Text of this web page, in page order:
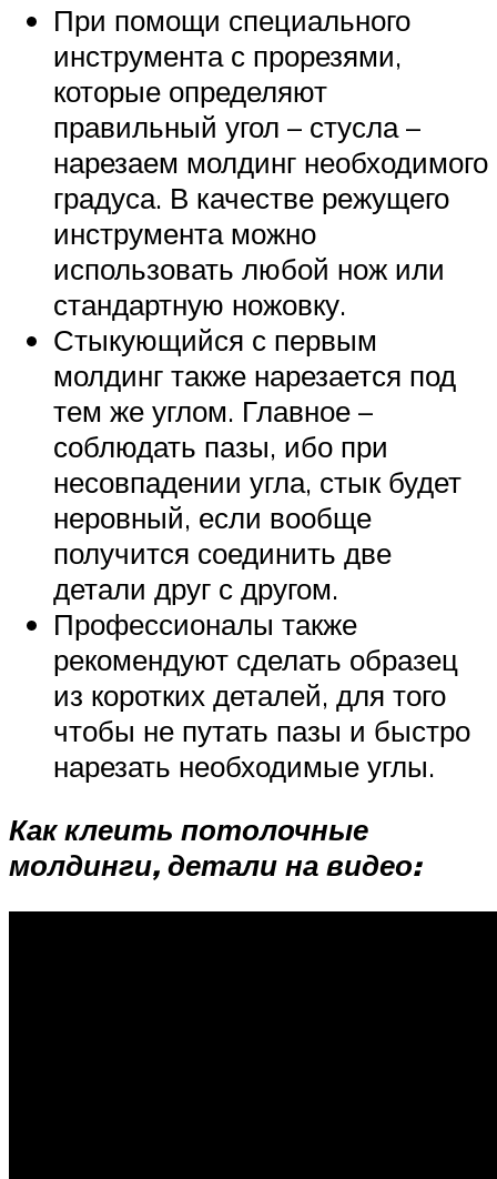
При помощи специального
инструмента с прорезями,
которые определяют
правильный угол – стусла –
нарезаем молдинг необходимого
градуса. В качестве режущего
инструмента можно
использовать любой нож или
стандартную ножовку.
Стыкующийся с первым
молдинг также нарезается под
тем же углом. Главное –
соблюдать пазы, ибо при
несовпадении угла, стык будет
неровный, если вообще
получится соединить две
детали друг с другом.
Профессионалы также
рекомендуют сделать образец
из коротких деталей, для того
чтобы не путать пазы и быстро
нарезать необходимые углы.
Как клеить потолочные
молдинги, детали на видео: